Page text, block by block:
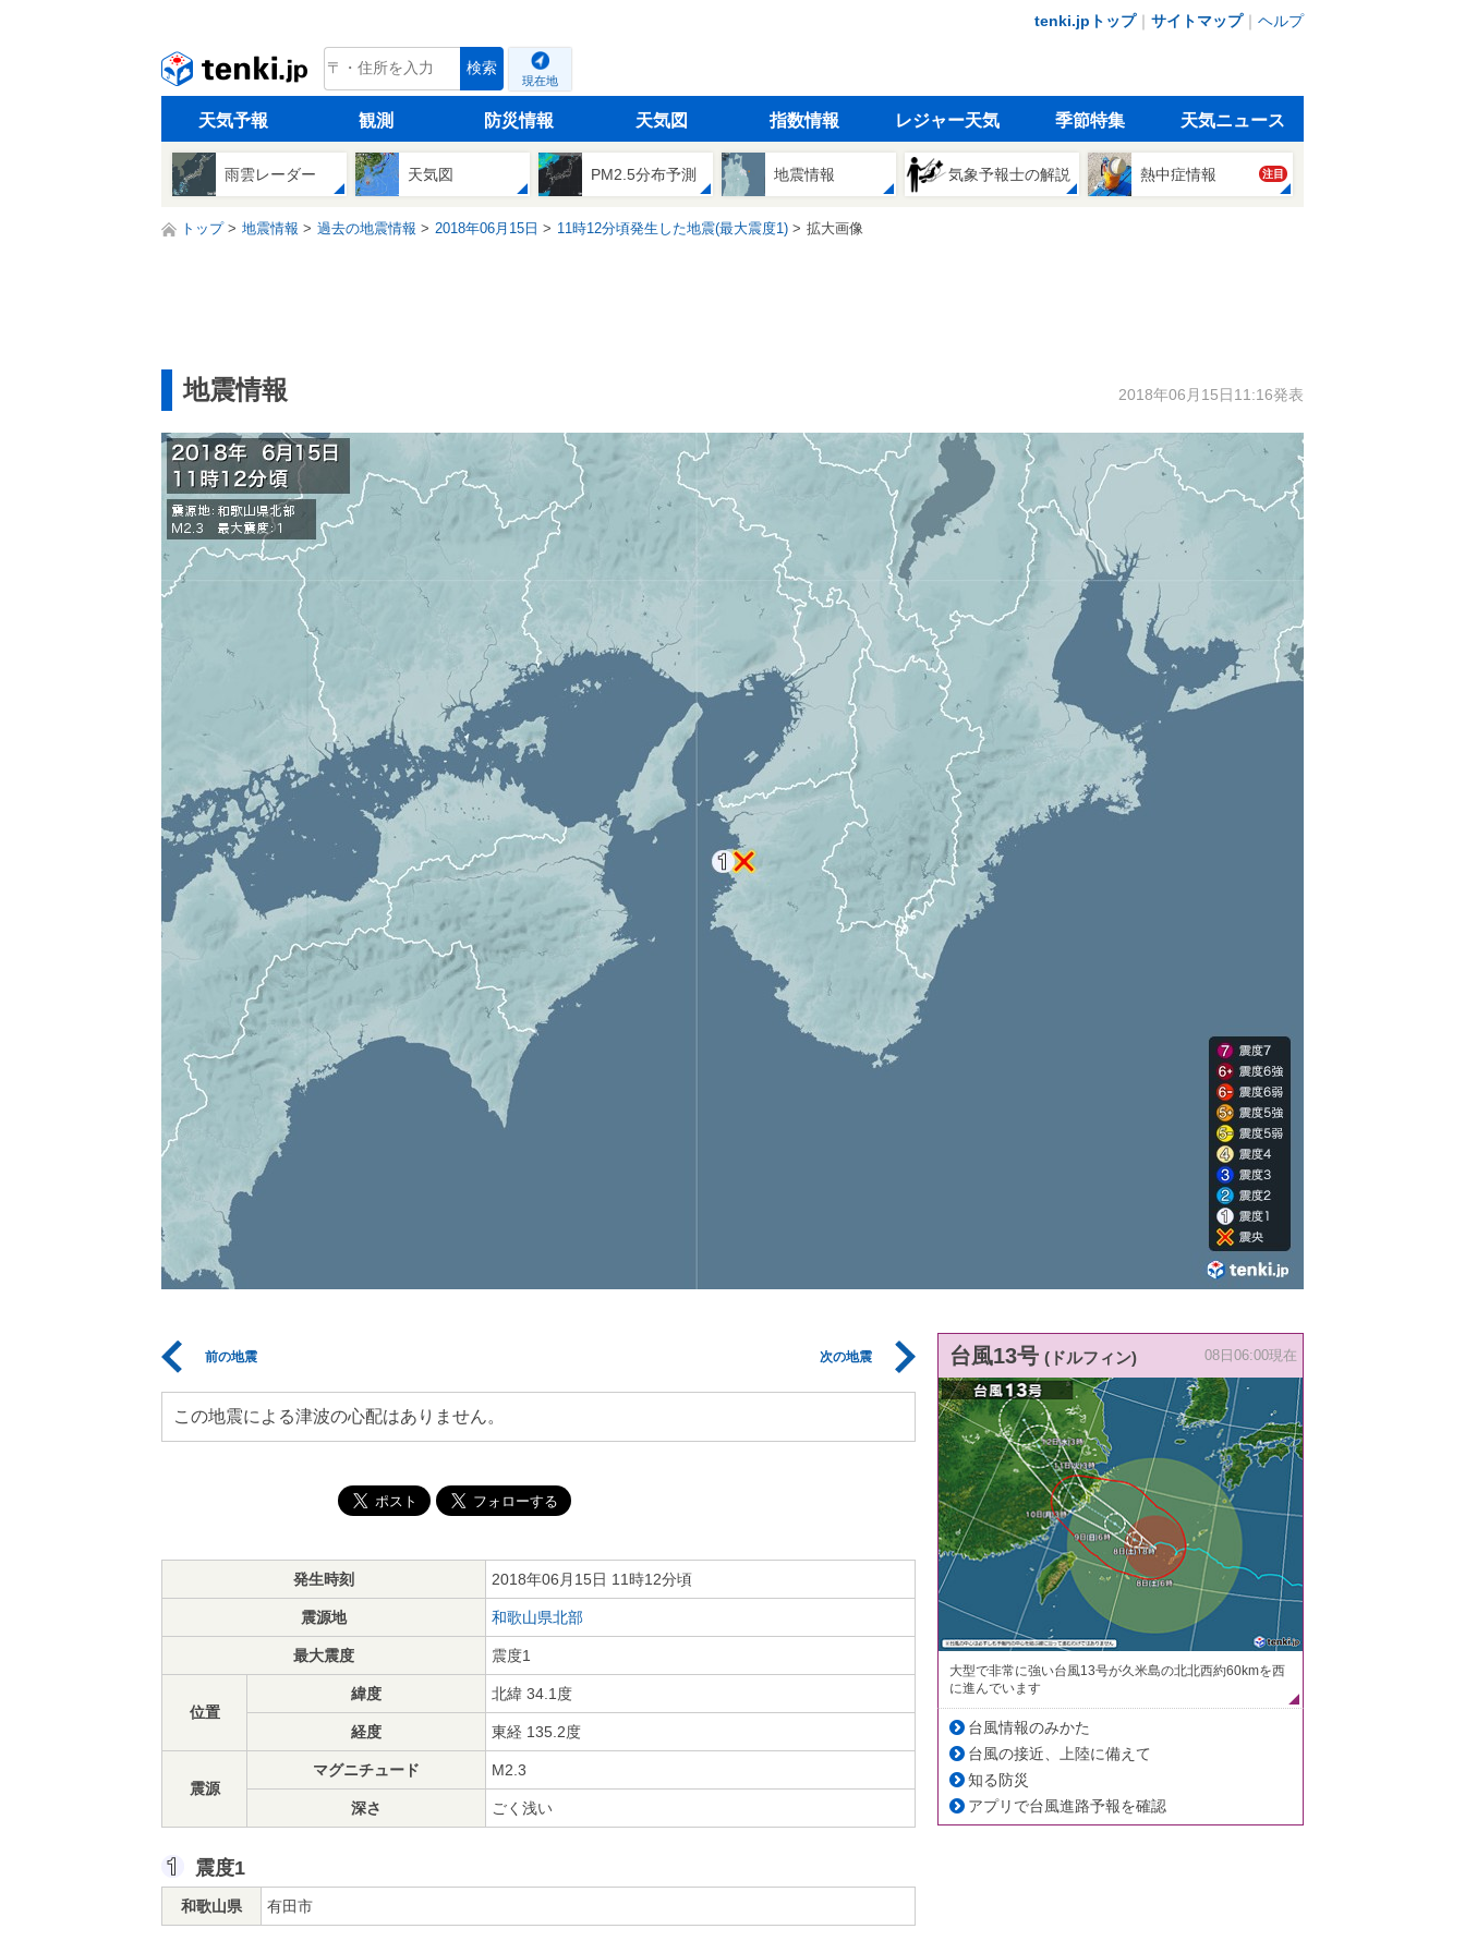
tenki.jpトップ｜ サイトマップ｜ ヘルプ
tenki.jp 検索
現在地
天気予報 観測 防災情報 天気図 指数情報 レジャー天気 季節特集 天気ニュース
雨雲レーダー 天気図 PM2.5分布予測 地震情報 気象予報士の解説 熱中症情報 注目
トップ 地震情報 過去の地震情報 2018年06月15日 11時12分頃発生した地震(最大震度1) 拡大画像
地震情報 2018年06月15日11:16発表
前の地震 次の地震
この地震による津波の心配はありません。
発生時刻 2018年06月15日 11時12分頃
震源地 和歌山県北部
最大震度 震度1
位置
緯度 北緯 34.1度
経度 東経 135.2度
震源
マグニチュード M2.3
深さ ごく浅い
震度1
和歌山県 有田市
台風13号 (ドルフィン) 08日06:00現在
大型で非常に強い台風13号が久米島の北北西約60kmを西
に進んでいます
台風情報のみかた
台風の接近、上陸に備えて
知る防災
アプリで台風進路予報を確認